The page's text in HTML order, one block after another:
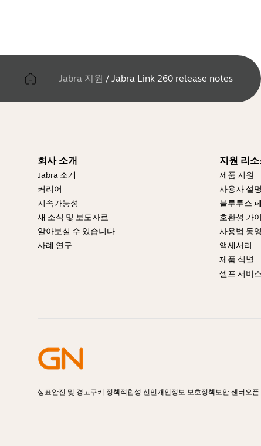
Jabra 지원 / Jabra Link 260 release notes
회사 소개
Jabra 소개
커리어
지속가능성
새 소식 및 보도자료
알아보실 수 있습니다
사례 연구
지원 리
제품 지원
사용자 설
블루투스
호환성 가
사용법 동
액세서리
제품 식별
셀프 서비
상표안전 및 경고 쿠키 정책적합성 선언개인정보 보호정책 보안 센터 오